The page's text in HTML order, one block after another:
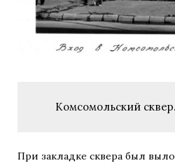
Комсомольский
При закладке сквера был